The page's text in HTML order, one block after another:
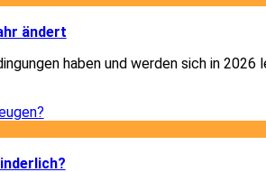
ändert
haben und werden sich in 2026